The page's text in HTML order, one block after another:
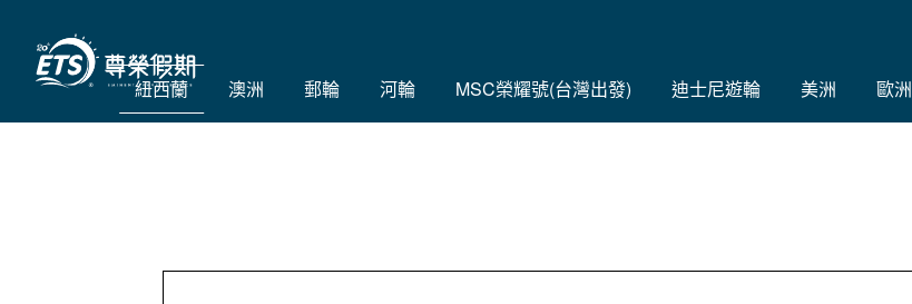
紐西蘭 澳洲 郵輪 河輪 MSC榮耀號(台灣出發) 迪士尼遊輪 美洲 歐洲